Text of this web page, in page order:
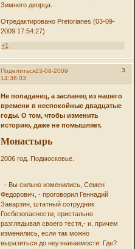
Зимнего дворца.
Отредактировано Pretorianes (03-09-
2009 17:54:27)
+1
Поделиться 3
23-08-2009
14:36:03
Не попаданец, а засланец из нашего
времени в неспокойные двадцатые
годы. О том, чтобы изменить
историю, даже не помышляет.
Монастырь
2006 год. Подмосковье.
- Вы сильно изменились, Семен
Федорович, - проговорил Геннадий
Заварзин, штатный сотрудник
Госбезопасности, пристально
разглядывая своего тестя,- и, причем
изменились, если так можно
выразиться до неузнаваемости. Где?